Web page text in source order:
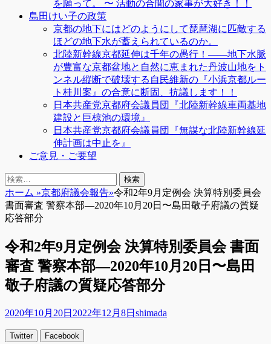
を願って。 〜 活動の合間の家事が大好き！！
島田けい子の政策
京都の地下にはどのようにして琵琶湖に匹敵する
ほどの地下水が蓄えられているのか。
北陸新幹線京都延伸は千年の愚行！――地下水脈
が豊富な京都盆地と自然に恵まれた丹波山地をト
ンネル縦断で破壊する自民維新の『小浜京都ルー
ト桂川案』の合意に断固、抗議します！！
日本共産党京都府会議員団『北陸新幹線車両基地
建設と巨椋池の環境』
日本共産党京都府会議員団『無謀な北陸新幹線延
伸計画は中止を』
ご意見・ご要望
検
索
検
索:
ホーム »京都府議会報告»令和2年9月定例会 決算特別委員会
書面審査 警察本部―2020年10月20日〜島田敬子府議の質疑
応答部分
令和2年9月定例会 決算特別委員会 書面
審査 警察本部―2020年10月20日〜島田
敬子府議の質疑応答部分
投
日
2020年10月20日 2022年12月8日 投
shimada
Twitter Facebook